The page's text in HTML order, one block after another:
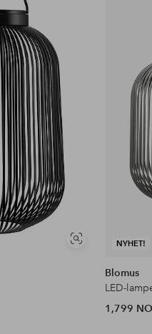
Vis
NYHET!
Blomus
LED-
1,799